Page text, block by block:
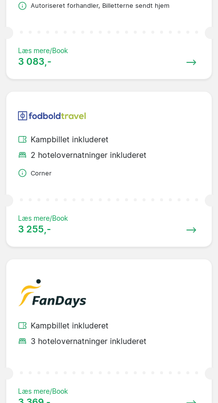
Autoriseret forhandler, Billetterne sendt hjem
Læs mere/Book
3 083,-
Kampbillet inkluderet
2 hotelovernatninger inkluderet
Corner
Læs mere/Book
3 255,-
Kampbillet inkluderet
3 hotelovernatninger inkluderet
Læs mere/Book